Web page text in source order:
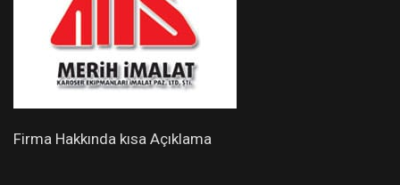
Firma Hakkında kısa Açıklama